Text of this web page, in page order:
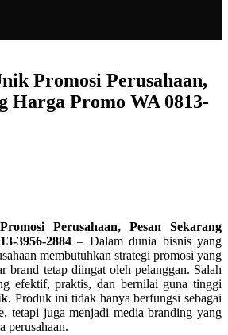
Promosi Perusahaan,
Harga Promo WA 0813-
Perusahaan, Pesan Sekarang
3956-2884– Dalam dunia bisnis yang
membutuhkan strategi promosi yang
brand tetap diingat oleh pelanggan. Salah
efektif, praktis, dan bernilai guna tinggi
. Produk ini tidak hanya berfungsi sebagai
tetapi juga menjadi media branding yang
perusahaan.